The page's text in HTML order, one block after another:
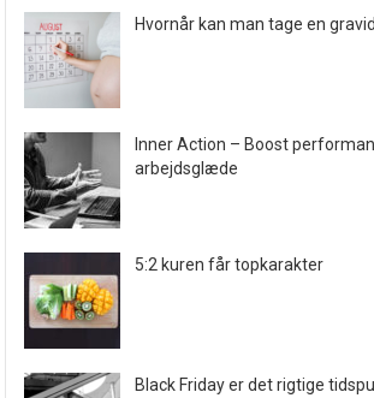
Hvornår kan man tage en
Inner Action – Boost
arbejdsglæde
5:2 kuren får topkarakter
Black Friday er det rigtige